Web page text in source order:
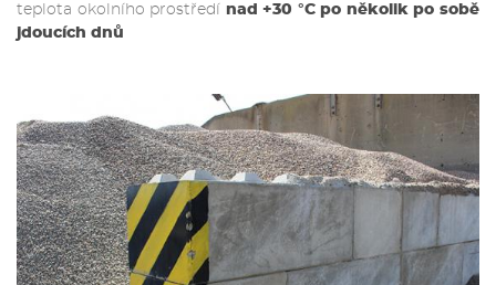
teplota okolního prostředí nad +30 °C po několik po sobě
jdoucích dnů